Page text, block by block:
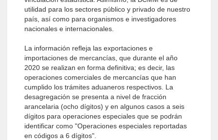
utilidad para los sectores público y privado de nuestro
país, así como para organismos e investigadores
nacionales e internacionales.
La información refleja las exportaciones e
importaciones de mercancías, que durante el año
2020 se realizan en forma definitiva; es decir, las
operaciones comerciales de mercancías que han
cumplido los trámites aduaneros respectivos. La
desagregación se presenta a nivel de fracción
arancelaria (ocho dígitos) y en algunos casos a seis
dígitos para operaciones especiales que se podrán
identificar como "Operaciones especiales reportadas
en códigos a 6 dígitos".